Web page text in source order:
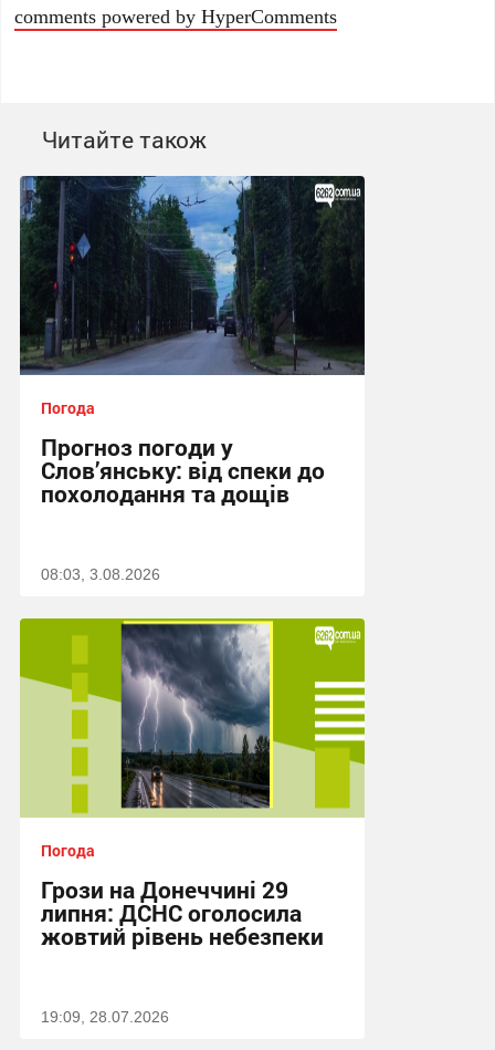
comments powered by HyperComments
Читайте також
Погода
Прогноз погоди у
Слов’янську: від спеки до
похолодання та дощів
08:03, 3.08.2026
Погода
Грози на Донеччині 29
липня: ДСНС оголосила
жовтий рівень небезпеки
19:09, 28.07.2026